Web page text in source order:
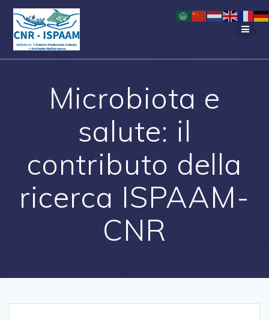
Microbiota e
salute: il
contributo della
ricerca ISPAAM-
CNR